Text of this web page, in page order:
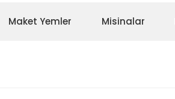
Maket Yemler Misinalar